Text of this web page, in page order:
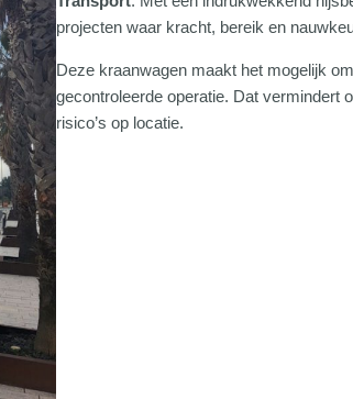
projecten waar kracht, bereik en
Deze kraanwagen maakt het mogelijk
gecontroleerde operatie. Dat vermindert
risico’s op locatie.